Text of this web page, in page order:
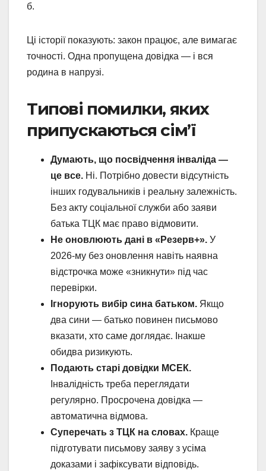
б.
Ці історії показують: закон працює, але вимагає
точності. Одна пропущена довідка — і вся
родина в напрузі.
Типові помилки, яких
припускаються сім’ї
Думають, що посвідчення інваліда —
це все. Ні. Потрібно довести відсутність
інших годувальників і реальну залежність.
Без акту соціальної служби або заяви
батька ТЦК має право відмовити.
Не оновлюють дані в «Резерв+». У
2026-му без оновлення навіть наявна
відстрочка може «зникнути» під час
перевірки.
Ігнорують вибір сина батьком. Якщо
два сини — батько повинен письмово
вказати, хто саме доглядає. Інакше
обидва ризикують.
Подають старі довідки МСЕК.
Інвалідність треба переглядати
регулярно. Просрочена довідка —
автоматична відмова.
Суперечать з ТЦК на словах. Краще
підготувати письмову заяву з усіма
доказами і зафіксувати відповідь.